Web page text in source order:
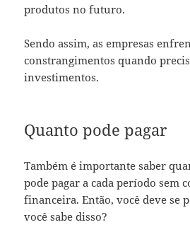
produtos no futuro.
Sendo assim, as empresas
constrangimentos quando
investimentos.
Quanto pode pagar
Também é importante saber
pode pagar a cada período sem
financeira. Então, você deve se
você sabe disso?